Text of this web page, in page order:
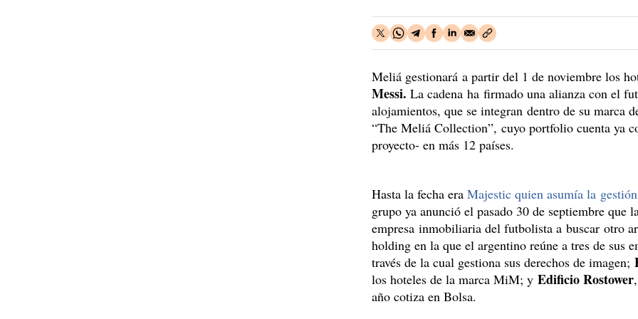
Meliá gestionará a partir del 1 de noviembre los
Messi. La cadena ha firmado una alianza con el
alojamientos, que se integran dentro de su marca
“The Meliá Collection”, cuyo portfolio cuenta ya
proyecto- en más 12 países.
Hasta la fecha era Majestic quien asumía la
grupo ya anunció el pasado 30 de septiembre que
empresa inmobiliaria del futbolista a buscar otro
holding en la que el argentino reúne a tres de sus
través de la cual gestiona sus derechos de imagen;
los hoteles de la marca MiM; y Edificio Rostower
año cotiza en Bolsa.